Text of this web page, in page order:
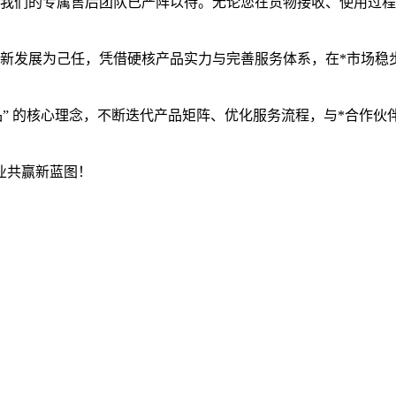
发展为己任，凭借硬核产品实力与完善服务体系，在*市场
的核心理念，不断迭代产品矩阵、优化服务流程，与*合作
赢新蓝图！